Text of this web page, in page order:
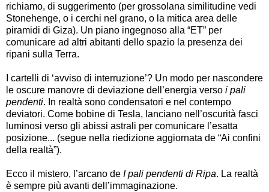
richiamo, di suggerimento (per grossolana similitudine vedi
Stonehenge, o i cerchi nel grano, o la mitica area delle
piramidi di Giza). Un piano ingegnoso alla “ET” per
comunicare ad altri abitanti dello spazio la presenza dei
ripani sulla Terra.
I cartelli di ‘avviso di interruzione’? Un modo per nascondere
le oscure manovre di deviazione dell’energia verso i pali
pendenti. In realtà sono condensatori e nel contempo
deviatori. Come bobine di Tesla, lanciano nell’oscurità fasci
luminosi verso gli abissi astrali per comunicare l’esatta
posizione... (segue nella riedizione aggiornata de “Ai confini
della realtà”).
Ecco il mistero, l’arcano de I pali pendenti di Ripa. La realtà
è sempre più avanti dell’immaginazione.